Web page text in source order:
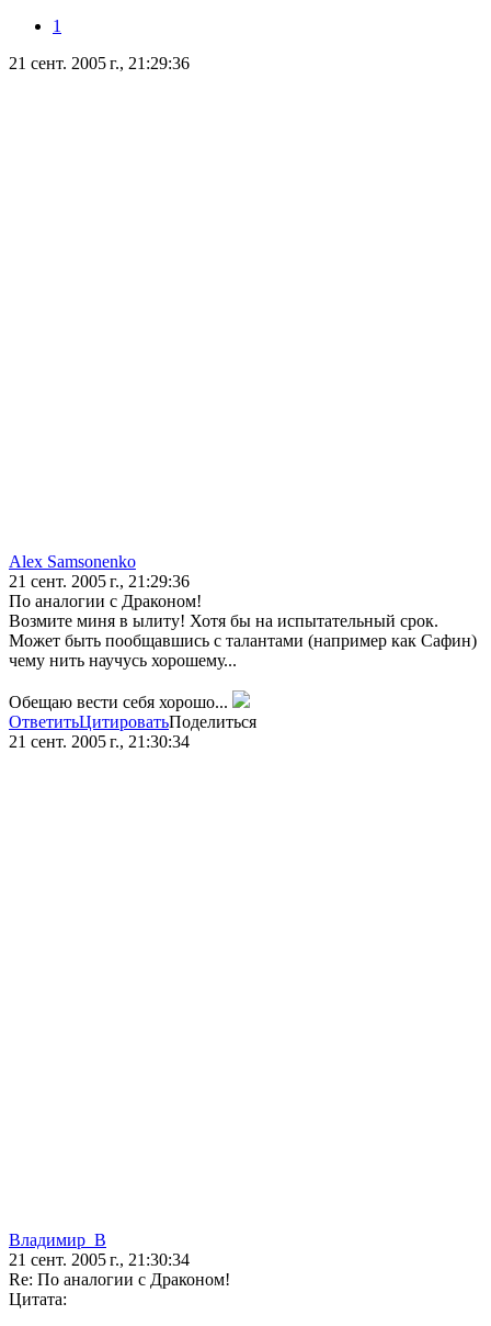
1
21 сент. 2005 г., 21:29:36
Alex Samsonenko
21 сент. 2005 г., 21:29:36
По аналогии с Драконом!
Возмите миня в ылиту! Хотя бы на испытательный срок.
Может быть пообщавшись с талантами (например как Сафин)
чему нить научусь хорошему...
Обещаю вести себя хорошо...
ОтветитьЦитироватьПоделиться
21 сент. 2005 г., 21:30:34
Владимир_В
21 сент. 2005 г., 21:30:34
Re: По аналогии с Драконом!
Цитата: